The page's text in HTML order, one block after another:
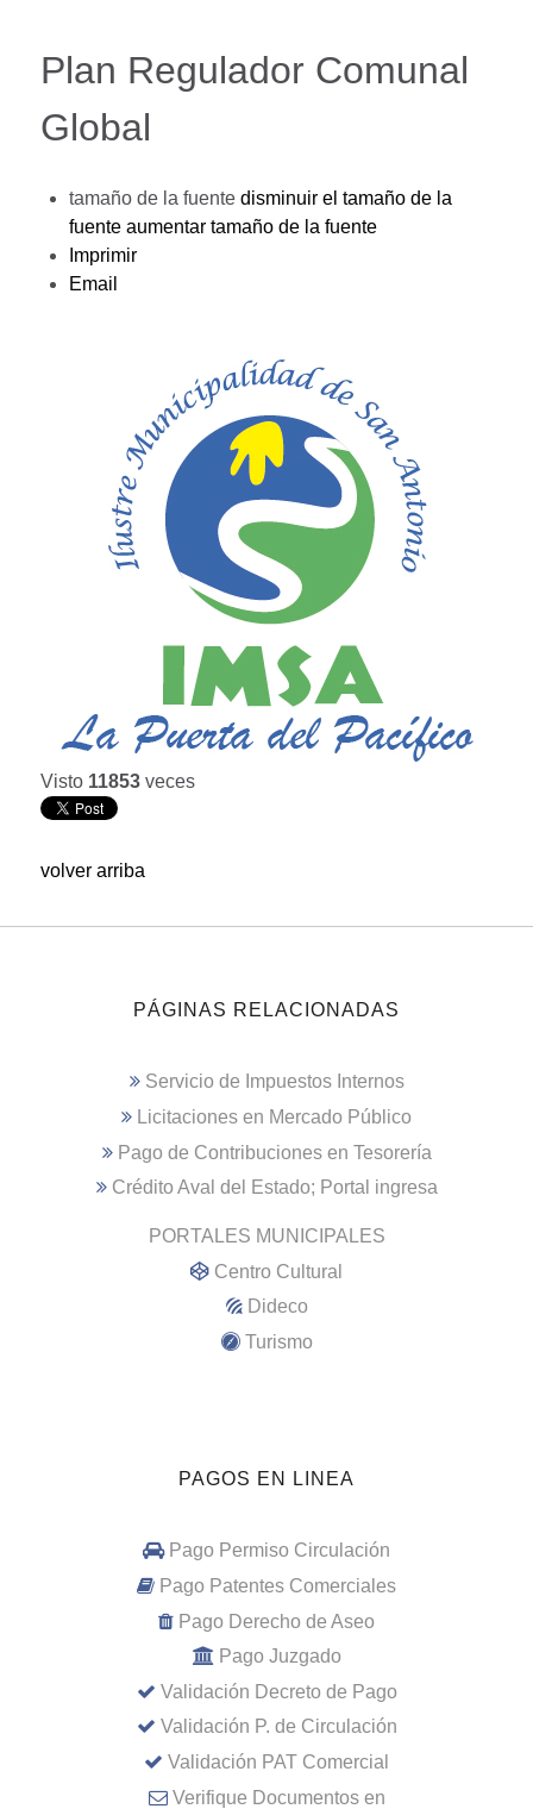
Plan Regulador Comunal
Global
tamaño de la fuente disminuir el tamaño de la
fuente aumentar tamaño de la fuente
Imprimir
Email
Visto 11853 veces
volver arriba
PÁGINAS RELACIONADAS
Servicio de Impuestos Internos
Licitaciones en Mercado Público
Pago de Contribuciones en Tesorería
Crédito Aval del Estado; Portal ingresa
PORTALES MUNICIPALES
Centro Cultural
Dideco
Turismo
PAGOS EN LINEA
Pago Permiso Circulación
Pago Patentes Comerciales
Pago Derecho de Aseo
Pago Juzgado
Validación Decreto de Pago
Validación P. de Circulación
Validación PAT Comercial
Verifique Documentos en